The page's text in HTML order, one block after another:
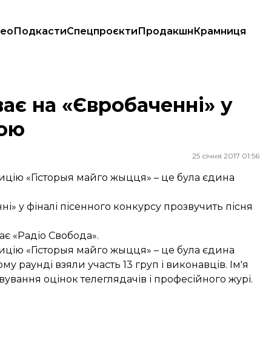
ПодкастиСпецпроєктиПродакшнКрамниця
на «Євробаченні» у
25 січня 2017 01:56
«Гісторыя майго жыцця» – це була єдина
у фіналі пісенного конкурсу прозвучить пісня
«Радіо Свобода».
«Гісторыя майго жыцця» – це була єдина
раунді взяли участь 13 груп і виконавців. Ім'я
оцінок телеглядачів і професійного журі.